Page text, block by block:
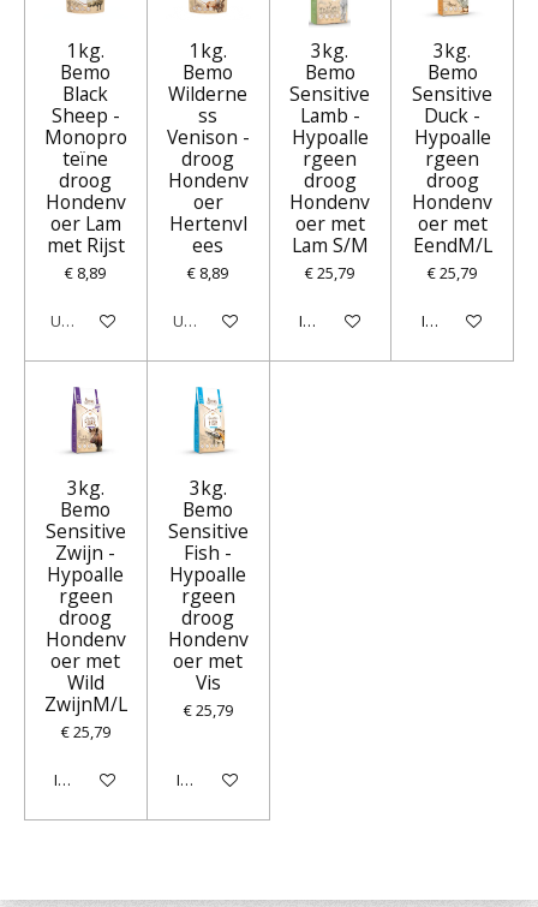
1kg.
Bemo
Black
Sheep -
Monopro
teïne
droog
Hondenv
oer Lam
met Rijst
€ 8,89
Uitverkocht
1kg.
Bemo
Wilderne
ss
Venison -
droog
Hondenv
oer
Hertenvl
ees
€ 8,89
Uitverkocht
3kg.
Bemo
Sensitive
Lamb -
Hypoalle
rgeen
droog
Hondenv
oer met
Lam S/M
€ 25,79
In winkelwagen
3kg.
Bemo
Sensitive
Duck -
Hypoalle
rgeen
droog
Hondenv
oer met
EendM/L
€ 25,79
In winkelwagen
3kg.
Bemo
Sensitive
Zwijn -
Hypoalle
rgeen
droog
Hondenv
oer met
Wild
ZwijnM/L
€ 25,79
In winkelwagen
3kg.
Bemo
Sensitive
Fish -
Hypoalle
rgeen
droog
Hondenv
oer met
Vis
€ 25,79
In winkelwagen